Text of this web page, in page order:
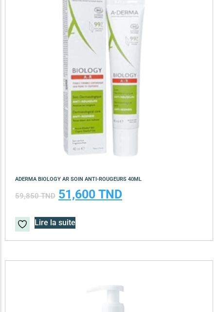
ADERMA BIOLOGY AR SOIN ANTI-ROUGEURS 40ML
59,850TND 51,600 TND
Lire la suite